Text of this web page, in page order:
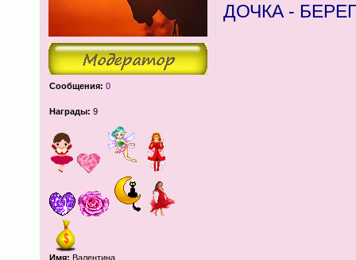
Сообщения: 0
Награды: 9
Имя: Валентина
ДОЧКА -